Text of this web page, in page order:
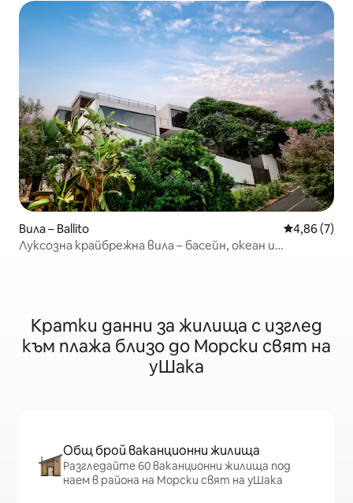
Вила – Ballito Средна
4,86 (7)
Луксозна крайбрежна вила – басейн, океан и
Кратки данни за жилища с изглед
към плажа близо до Морски свят на
уШака
Общ брой ваканционни жилища
Разгледайте 60 ваканционни жилища под
наем в района на Морски свят на уШака